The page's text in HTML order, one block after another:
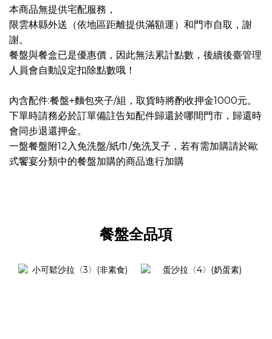
本商品無提供宅配服務，
限雲林縣外送（依地區距離提供滿額運）和門巿自取，謝
謝。
餐盤與餐盒已是優惠價，因此無法累計點數，後續後臺管理
人員會自動設定扣除點數哦！
內含配件:餐盤+麵包夾子/組，取貨時將酌收押金1000元。
下單時請務必於訂單備註告知配件歸還於哪間門市，歸還時
會同步退還押金。
一盤餐盤附12入免洗盤/紙巾/免洗叉子，若有需加購請於歐
式饗宴分類中的餐盤加購的商品進行加購
餐盤全品項